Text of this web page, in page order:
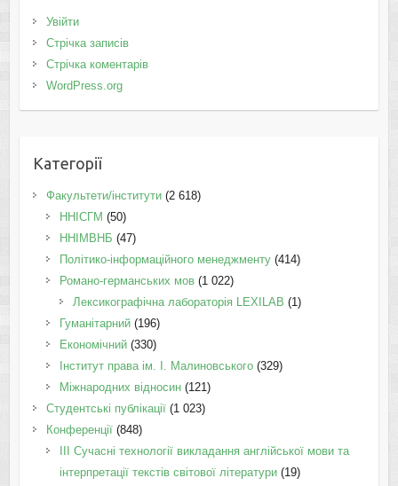
Увійти
Стрічка записів
Стрічка коментарів
WordPress.org
Категорії
Факультети/інститути(2 618)
ННІСГМ (50)
ННІМВНБ (47)
Політико-інформаційного менеджменту(414)
Романо-германських мов(1 022)
Лексикографічна лабораторія LEXILAB (1)
Гуманітарний(196)
Економічний(330)
Інститут права ім. І. Малиновського(329)
Міжнародних відносин(121)
Студентські публікації(1 023)
Конференції(848)
III Сучасні технології викладання англійської мови та
інтерпретації текстів світової літератури(19)